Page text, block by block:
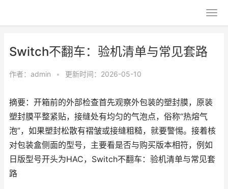
Switch不翻车：验机清单与常见套路
作者： admin • 更新时间：2026-05-10
摘要：开箱前的外部检查首先观察外包装的塑封膜，原装
塑封膜平整紧贴，接缝处有均匀的气泡点，俗称“热熔气
泡”，如果塑封松散有褶皱或接缝粗糙，就要警惕。接着核
对包装盒侧面的型号，主要看是否与购买版本相符，例如
日版型号开头为HAC，Switch不翻车：验机清单与常见套
路